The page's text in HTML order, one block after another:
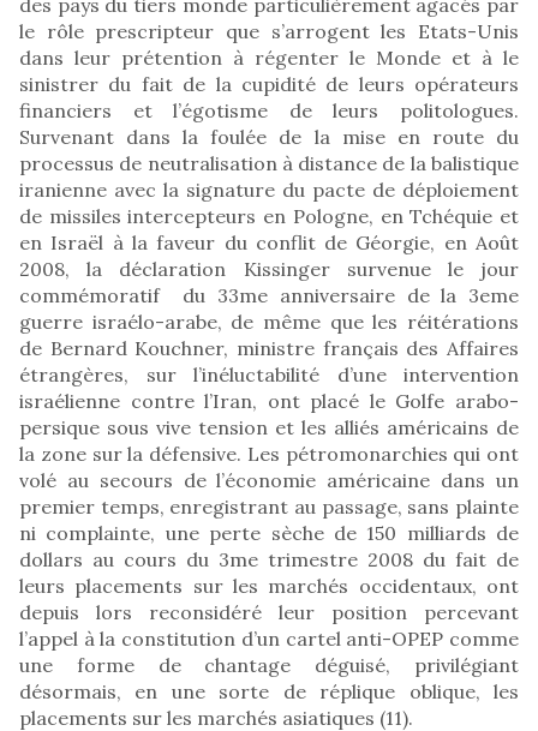
le rôle prescripteur que s’arrogent les Etats-Unis
dans leur prétention à régenter le Monde et à le
sinistrer du fait de la cupidité de leurs opérateurs
financiers et l’égotisme de leurs politologues.
Survenant dans la foulée de la mise en route du
processus de neutralisation à distance de la balistique
iranienne avec la signature du pacte de déploiement
de missiles intercepteurs en Pologne, en Tchéquie et
en Israël à la faveur du conflit de Géorgie, en Août
2008, la déclaration Kissinger survenue le jour
commémoratif du 33me anniversaire de la 3eme
guerre israélo-arabe, de même que les réitérations
de Bernard Kouchner, ministre français des Affaires
étrangères, sur l’inéluctabilité d’une intervention
israélienne contre l’Iran, ont placé le Golfe arabo-
persique sous vive tension et les alliés américains de
la zone sur la défensive. Les pétromonarchies qui ont
volé au secours de l’économie américaine dans un
premier temps, enregistrant au passage, sans plainte
ni complainte, une perte sèche de 150 milliards de
dollars au cours du 3me trimestre 2008 du fait de
leurs placements sur les marchés occidentaux, ont
depuis lors reconsidéré leur position percevant
l’appel à la constitution d’un cartel anti-OPEP comme
une forme de chantage déguisé, privilégiant
désormais, en une sorte de réplique oblique, les
placements sur les marchés asiatiques (11).